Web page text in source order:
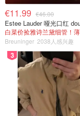
€11.99 €46.00
白菜价捡雅诗兰黛细管！
Breuninger 2038人感兴趣
3